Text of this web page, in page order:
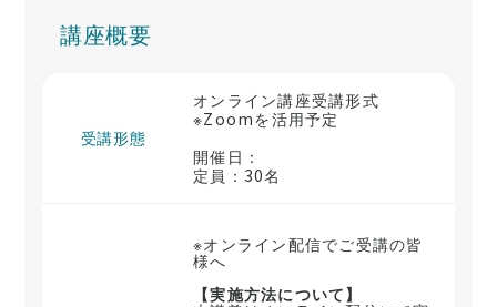
講座概要
受講形態
オンライン講座受講形式
※Zoomを活用予定
開催日：
定員：30名
※オンライン配信でご受講の皆
様へ
【実施方法について】